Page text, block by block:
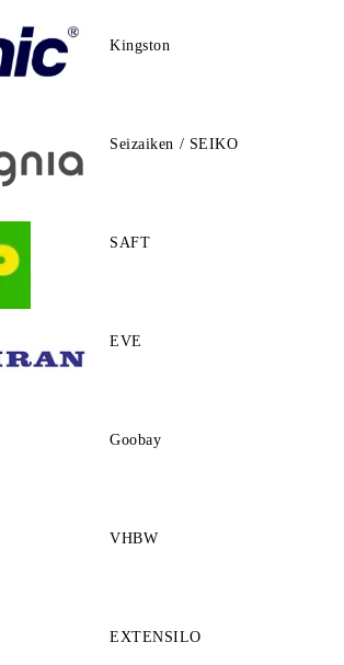
Kingston
Seizaiken / SEIKO
SAFT
EVE
Goobay
VHBW
EXTENSILO